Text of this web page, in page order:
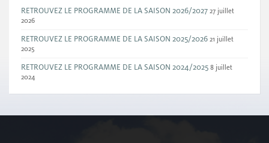
RETROUVEZ LE PROGRAMME DE LA SAISON 2026/2027 27 juillet
2026
RETROUVEZ LE PROGRAMME DE LA SAISON 2025/2026 21 juillet
2025
RETROUVEZ LE PROGRAMME DE LA SAISON 2024/2025 8 juillet
2024